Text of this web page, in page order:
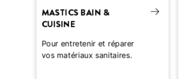
MASTICS BAIN &
CUISINE
Pour entretenir et réparer
vos matériaux sanitaires.